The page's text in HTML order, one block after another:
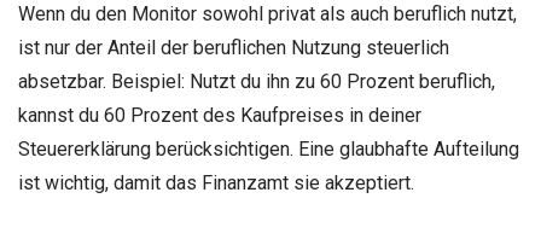
Wenn du den Monitor sowohl privat als auch beruflich nutzt,
ist nur der Anteil der beruflichen Nutzung steuerlich
absetzbar. Beispiel: Nutzt du ihn zu 60 Prozent beruflich,
kannst du 60 Prozent des Kaufpreises in deiner
Steuererklärung berücksichtigen. Eine glaubhafte Aufteilung
ist wichtig, damit das Finanzamt sie akzeptiert.